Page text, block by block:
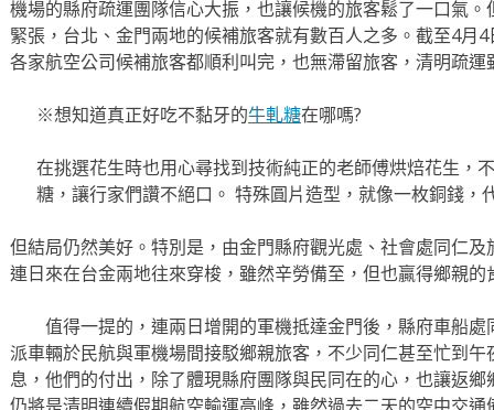
機場的縣府疏運團隊信心大振，也讓候機的旅客鬆了一口氣
緊張，台北、金門兩地的候補旅客就有數百人之多。截至4月
各家航空公司候補旅客都順利叫完，也無滯留旅客，清明疏運
※想知道真正好吃不黏牙的牛軋糖在哪嗎?
在挑選花生時也用心尋找到技術純正的老師傅烘焙花生，
糖，讓行家們讚不絕口。 特殊圓片造型，就像一枚銅錢，
但結局仍然美好。特別是，由金門縣府觀光處、社會處同仁
連日來在台金兩地往來穿梭，雖然辛勞備至，但也贏得鄉親的
值得一提的，連兩日增開的軍機抵達金門後，縣府車船處
派車輛於民航與軍機場間接駁鄉親旅客，不少同仁甚至忙到
息，他們的付出，除了體現縣府團隊與民同在的心，也讓返